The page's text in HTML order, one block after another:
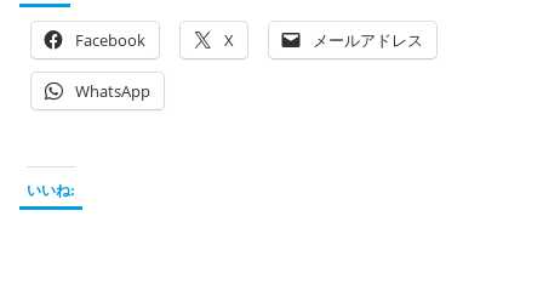
Facebook X メールアドレス
WhatsApp
いいね: